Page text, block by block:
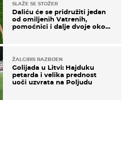
SLAŽE SE STOŽER
Daliću će se pridružiti jedan
od omiljenih Vatrenih,
pomoćnici i dalje dvoje oko
ŽALGIRIS RAZBIJEN
Golijada u Litvi: Hajduku
petarda i velika prednost
uoči uzvrata na Poljudu